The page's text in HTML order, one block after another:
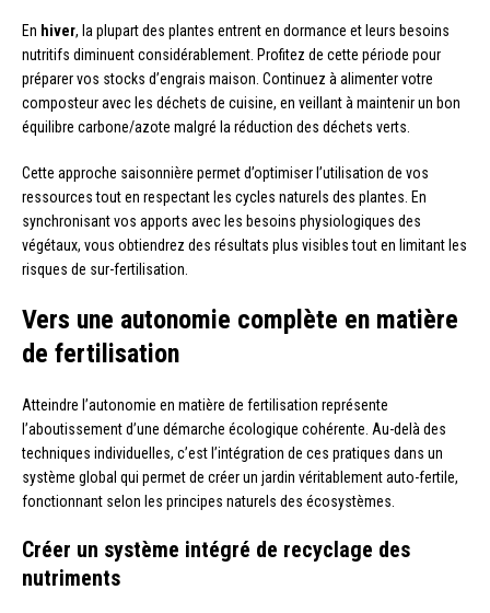
En hiver, la plupart des plantes entrent en dormance et leurs besoins
nutritifs diminuent considérablement. Profitez de cette période pour
préparer vos stocks d’engrais maison. Continuez à alimenter votre
composteur avec les déchets de cuisine, en veillant à maintenir un bon
équilibre carbone/azote malgré la réduction des déchets verts.
Cette approche saisonnière permet d’optimiser l’utilisation de vos
ressources tout en respectant les cycles naturels des plantes. En
synchronisant vos apports avec les besoins physiologiques des
végétaux, vous obtiendrez des résultats plus visibles tout en limitant les
risques de sur-fertilisation.
Vers une autonomie complète en matière
de fertilisation
Atteindre l’autonomie en matière de fertilisation représente
l’aboutissement d’une démarche écologique cohérente. Au-delà des
techniques individuelles, c’est l’intégration de ces pratiques dans un
système global qui permet de créer un jardin véritablement auto-fertile,
fonctionnant selon les principes naturels des écosystèmes.
Créer un système intégré de recyclage des
nutriments